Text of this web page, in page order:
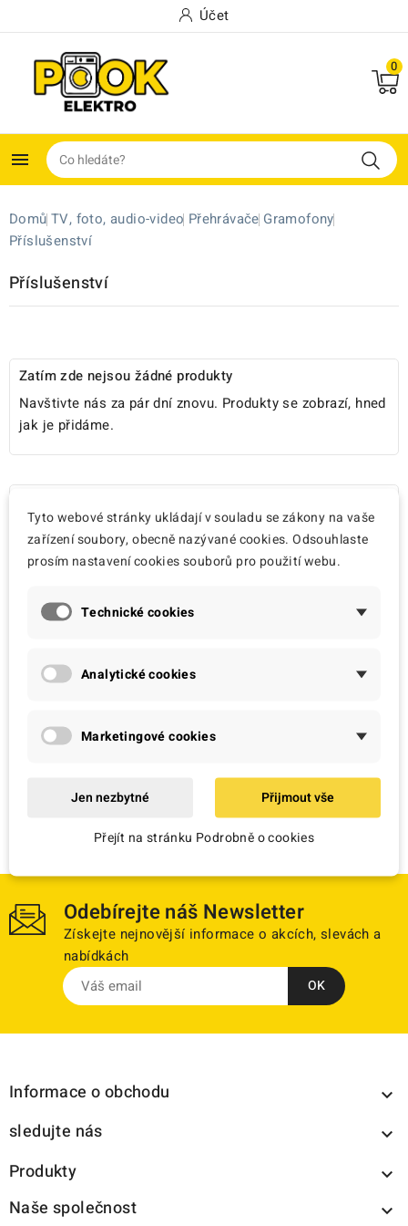
Účet
0

Domů TV, foto, audio-video Přehrávače Gramofony
Příslušenství
Příslušenství
Zatím zde nejsou žádné produkty
Navštivte nás za pár dní znovu. Produkty se zobrazí, hned
jak je přidáme.
Nově přidáno 
Odebírejte náš Newsletter
Získejte nejnovější informace o akcích, slevách a
nabídkách
Informace o obchodu 
sledujte nás 
Produkty 
Naše společnost 
Tyto webové stránky ukládají v souladu se zákony na vaše
zařízení soubory, obecně nazývané cookies. Odsouhlaste
prosím nastavení cookies souborů pro použití webu.
Technické cookies
Analytické cookies
Marketingové cookies
Jen nezbytné Přijmout vše
Přejít na stránku Podrobně o cookies